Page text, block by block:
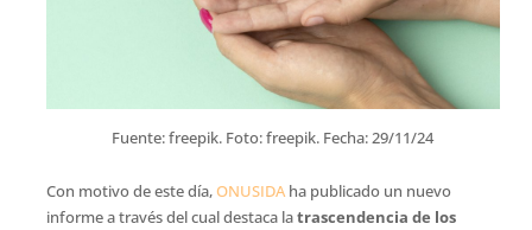
Fuente: freepik. Foto: freepik. Fecha: 29/11/24
Con motivo de este día,ONUSIDAha publicado un nuevo
informe a través del cual destaca latrascendencia de los